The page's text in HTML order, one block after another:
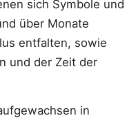
sich Symbole und
über Monate
entfalten, sowie
und der Zeit der
in